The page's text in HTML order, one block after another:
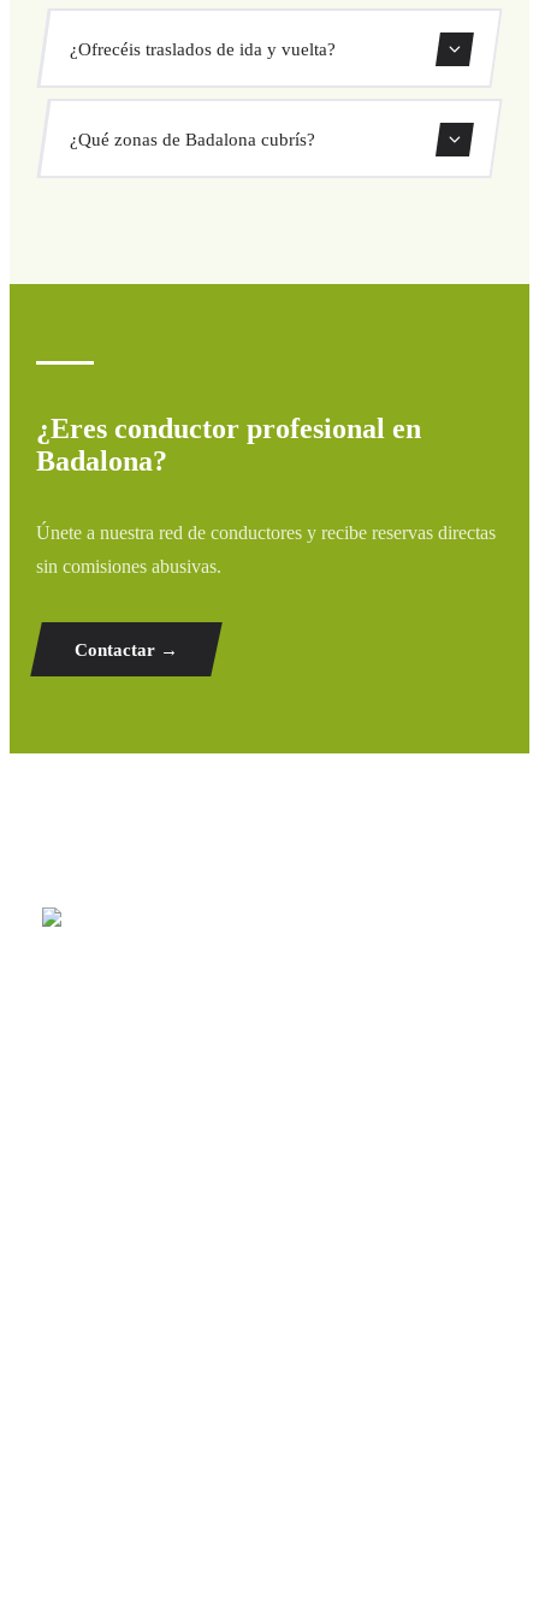
Nuestros traslados privados en Badalona tienen precio fijo
cerrado antes de salir. Sin cargos ocultos ni sorpresas.
¿Ofrecéis traslados de ida y vuelta?
directamente desde nuestro sistema de reservas.
¿Qué zonas de Badalona cubrís?
¿Eres conductor profesional en
Badalona?
Únete a nuestra red de conductores y recibe reservas directas
sin comisiones abusivas.
Contactar →